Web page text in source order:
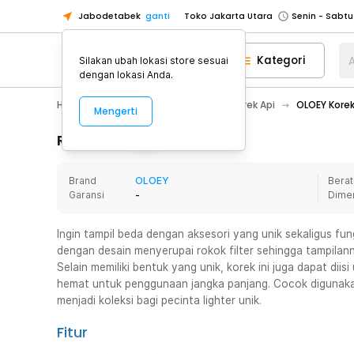
Jabodetabek ganti Toko Jakarta Utara
Toko Tangerang
Toko Cikupa
Pick n Go Jakarta Barat
Senin -
Pick n Go Bekasi
Senin - Jumat
Senin - Jumat
Senin -
Senin -
Toko Tangerang
Toko Cikupa
Pick n Go Jakarta Barat
Senin -
Pick n Go Bekasi
Kategori
Hobby Korek Api & Aksesoris Korek Api OLOEY
Rincian Produk
Brand
OLOEY
Garansi
-
Ingin tampil beda dengan aksesori yang unik sekaligus
dengan desain menyerupai rokok filter sehingga
Selain memiliki bentuk yang unik, korek ini juga dapat
hemat untuk penggunaan jangka panjang. Cocok
menjadi koleksi bagi pecinta lighter unik.
Fitur
Silakan ubah lokasi store sesuai
dengan lokasi Anda.
Mengerti